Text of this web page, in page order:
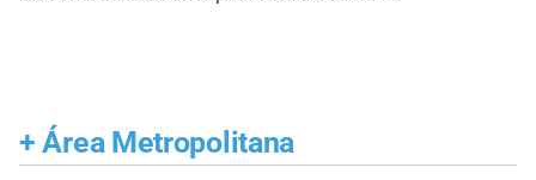
+ Área Metropolitana